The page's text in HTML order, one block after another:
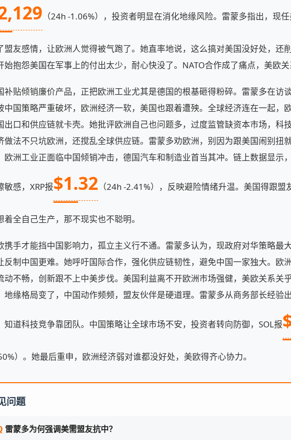
（24h -1.06%），投资者明显在消化地缘风险。雷蒙多指出，现
盟友感情，让欧洲人觉得被气跑了。她直率地说，这么搞对美国没好处，还
始抱怨美国在军事上的付出太少，耐心快没了。NATO合作成了痛点，美欧
补贴倾销廉价产品，正把欧洲工业尤其是德国的根基砸得粉碎。雷蒙多在访
中国策略严重破坏，欧洲经济一软，美国也跟着遭殃。全球经济连在一起，
出口和供应链就卡壳。她批评欧洲自己也问题多，过度监管缺资本市场，科
做法不只坑欧洲，还搅乱全球供应链。雷蒙多劝欧洲，别因为跟美国闹别扭
欧洲工业正面临中国倾销冲击，德国汽车和制造业首当其冲。链上数据显示
敏感，XRP报$1.32 （24h -2.41%），反映避险情绪升温。美国得跟
着全自己生产，那不现实也不聪明。
携手才能挡中国影响力，孤立主义行不通。雷蒙多认为，现政府对华策略最
反制中国更难。她呼吁国际合作，强化供应链韧性，避免中国一家独大。欧
动不畅，创新跟不上中美步伐。美国利益离不开欧洲市场强健，美欧关系关
地缘格局变了，中国动作频频，盟友伙伴是硬道理。雷蒙多从商务部长经验
知道科技竞争靠团队。中国策略让全球市场不安，投资者转向防御，SOL报
）。她最后重申，欧洲经济弱对谁都没好处，美欧得齐心协力。
问题
雷蒙多为何强调美需盟友抗中？